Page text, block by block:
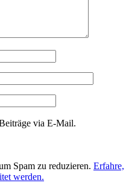
via E-Mail.
Spam zu reduzieren. Erfahre,
werden.